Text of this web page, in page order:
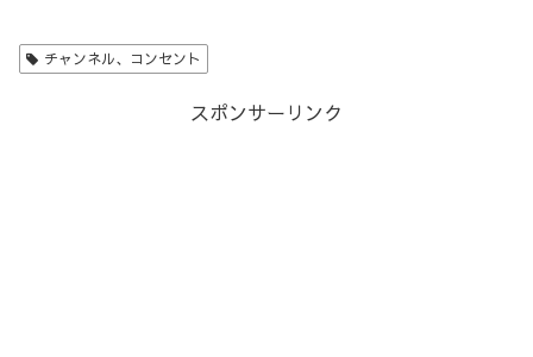
チャンネル、コンセント
スポンサーリンク